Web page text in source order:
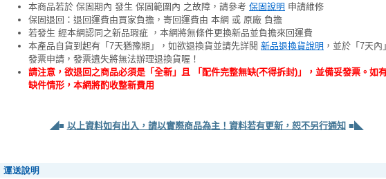
本商品若於 保固期內 發生 保固範圍內 之故障，請參考 保固說明 申請維修
保固退回：退回運費由買家負擔，寄回運費由 本網 或 原廠 負擔
若發生 經本網認同之新品瑕疵 ，本網將無條件更換新品並負擔來回運費
本產品自貨到起有「7天猶豫期」，如欲退換貨並請先詳閱 新品退換貨說明 ，並於「7天內
發票申請，發票遺失將無法辦理退換貨喔！
請注意，欲退回之商品必須是「全新」且 「配件完整無缺(不得拆封)」，並備妥發票。如
缺件情形，本網將酌收整新費用
◢■ 以上資料如有出入，請以實際商品為主！資料若有更新，恕不另行通知 ■◣